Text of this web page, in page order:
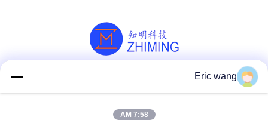
Eric wang
7:58 AM